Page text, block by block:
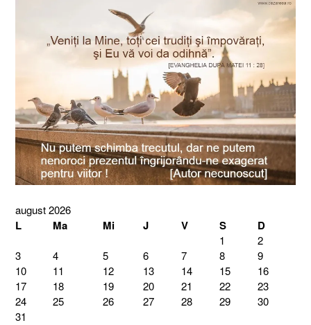
august 2026
L Ma Mi J V S D
1
2
3
4 5 6 7 8
9
10
11 12 13 14 15
16
17
18 19 20 21 22
23
24
25 26 27 28 29
30
31